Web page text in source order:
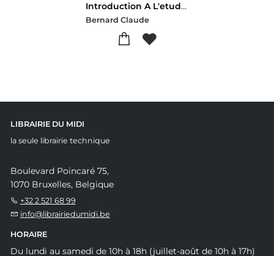
Introduction A L'etude De La Medecine Experimentale : La Science Au Coeur De La Medecine : Une Revolution Experimentale
Bernard Claude
LIBRAIRIE DU MIDI
la seule librairie technique
Boulevard Poincaré 75,
1070 Bruxelles, Belgique
+32 2 521 68 99
info@librairiedumidi.be
HORAIRE
Du lundi au samedi de 10h à 18h (juillet-août de 10h à 17h)